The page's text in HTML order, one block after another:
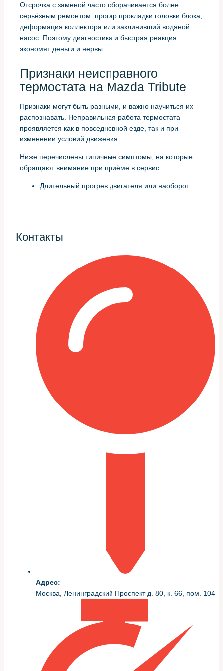
Отсрочка с заменой часто оборачивается более
серьёзным ремонтом: прогар прокладки головки блока,
деформация коллектора или заклинивший водяной
насос. Поэтому диагностика и быстрая реакция
экономят деньги и нервы.
Признаки неисправного
термостата на Mazda Tribute
Признаки могут быть разными, и важно научиться их
распознавать. Неправильная работа термостата
проявляется как в повседневной езде, так и при
изменении условий движения.
Ниже перечислены типичные симптомы, на которые
обращают внимание при приёме в сервис:
Длительный прогрев двигателя или наоборот
охлаждения на холостом ходу.
Чтобы быстрее ориентироваться, часто полезно
сравнить симптом с вероятной причиной.
Симптом
Возможная причина
Длительный
прогрев
Заклинивший в закрытом положении
термостат
Резкий перегрев
Термостат заклинил в открытом
Постоянная
циркуляция
вентилятора
Инструменты и материалы,
Набор отвёрток, пассатижи, уплотнительная
паста или герметик по рекомендации
Новый термостат и прокладка корпуса, антифриз
нужного типа, ёмкость для слива охлаждающей
Пошаговая инструкция: как
проходит замена термостата
на Mazda Tribute
Контакты
Адрес:
Москва, Ленинградский Проспект д. 80, к. 66, пом. 104